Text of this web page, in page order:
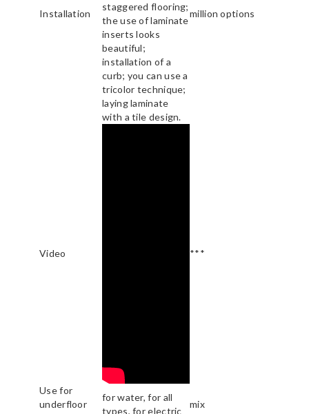
Installation
staggered flooring;
the use of laminate
inserts looks
beautiful;
installation of a
curb; you can use a
tricolor technique;
laying laminate
with a tile design.
million options
Video ***
Use for
underfloor
for water, for all
types, for electric
mix